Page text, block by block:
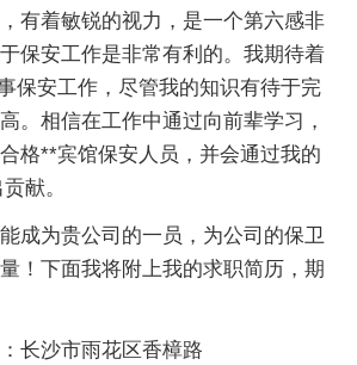
有着敏锐的视力，是一个第六感非
保安工作是非常有利的。我期待着
保安工作，尽管我的知识有待于完
。相信在工作中通过向前辈学习，
格**宾馆保安人员，并会通过我的
献。
成为贵公司的一员，为公司的保卫
！下面我将附上我的求职简历，期
长沙市雨花区香樟路